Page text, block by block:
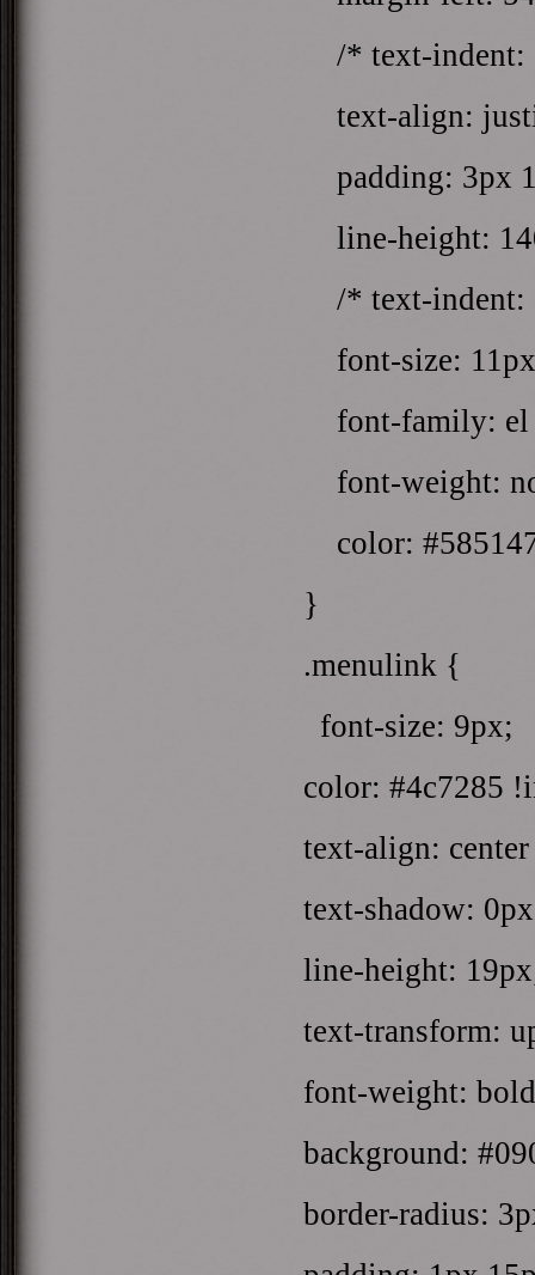
/* text-indent:
text-align:
padding: 3px
line-height:
/* text-indent:
font-size:
font-family: el
font-weight:
color:
}
.menulink {
font-size: 9px;
color: #4c7285
text-align:
text-shadow:
line-height:
text-transform:
font-weight:
background:
border-radius: